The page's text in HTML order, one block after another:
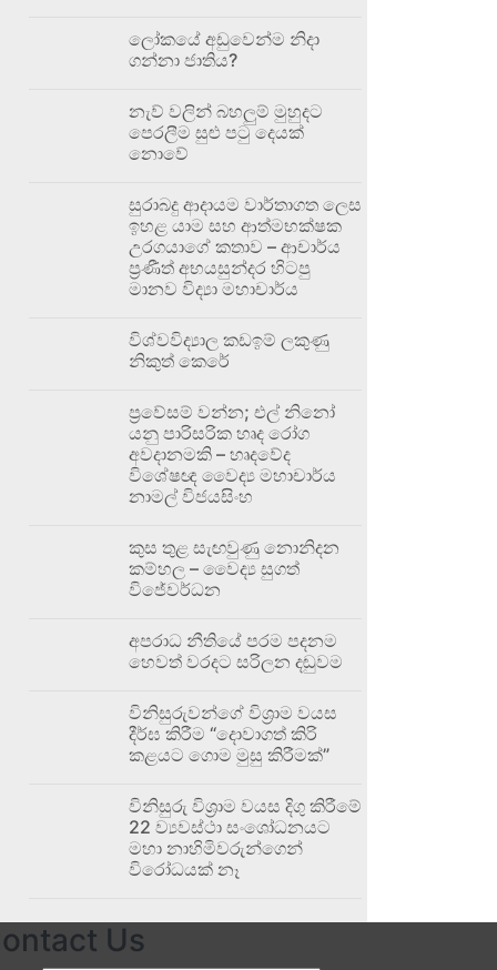
ලෝකයේ අඩුවෙන්ම නිදා
ගන්නා ජාතිය?
නැව් වලින් බහලුම් මුහුදට
පෙරලීම සුළු පටු දෙයක්
නොවේ
සුරාබදු ආදායම වාර්තාගත ලෙස
ඉහළ යාම සහ ආත්මභක්ෂක
උරගයාගේ කතාව – ආචාර්ය
ප්‍රණීත් අභයසුන්දර හිටපු
මානව විද්‍යා මහාචාර්ය
විශ්වවිද්‍යාල කඩඉම් ලකුණු
නිකුත් කෙරේ
ප්‍රවේසම් වන්න; එල් නිනෝ
යනු පාරිසරික හෘද රෝග
අවදානමකි – හෘදවේද
විශේෂඥ වෛද්‍ය මහාචාර්ය
නාමල් විජයසිංහ
කුස තුළ සැඟවුණු නොනිදන
කම්හල – වෛද්‍ය සුගත්
විජේවර්ධන
අපරාධ නීතියේ පරම පදනම
හෙවත් වරදට සරිලන දඬුවම
විනිසුරුවන්ගේ විශ්‍රාම වයස
දීර්ඝ කිරීම “දොවාගත් කිරි
කළයට ගොම මුසු කිරීමක්”
විනිසුරු විශ්‍රාම වයස දිගු කිරීමේ
22 ව්‍යවස්ථා සංශෝධනයට
මහා නාහිමිවරුන්ගෙන්
විරෝධයක් නෑ
Us